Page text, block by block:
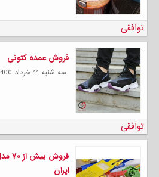
توافقی
فروش عمده کتونی
سه شنبه 11 خرداد 1400
توافقی
ایران